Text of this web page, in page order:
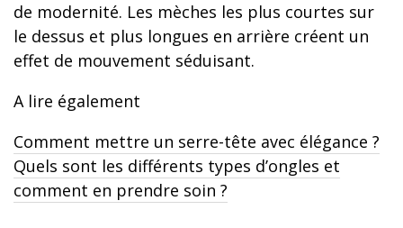
de modernité. Les mèches les plus courtes sur
le dessus et plus longues en arrière créent un
effet de mouvement séduisant.
A lire également
Comment mettre un serre-tête avec élégance ?
Quels sont les différents types d’ongles et
comment en prendre soin ?